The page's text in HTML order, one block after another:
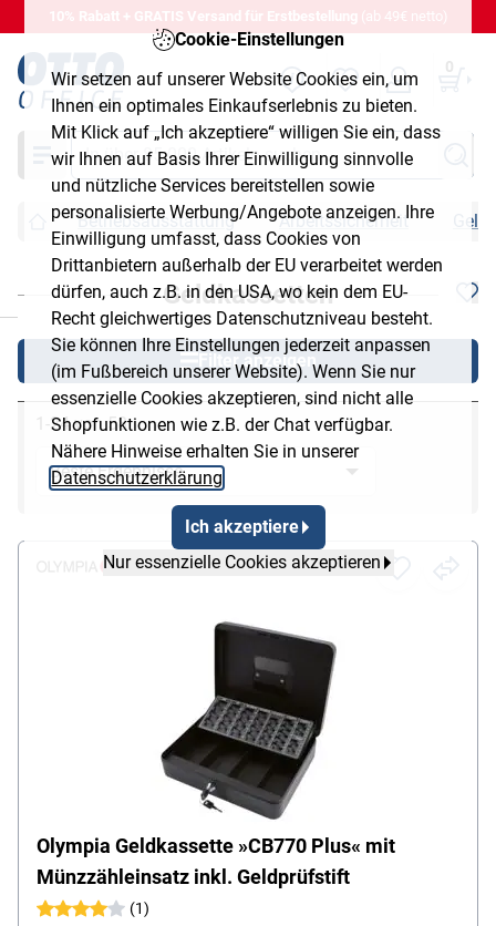
Cookie-Einstellungen
Wir setzen auf unserer Website Cookies ein, um
Ihnen ein optimales Einkaufserlebnis zu bieten.
Mit Klick auf „Ich akzeptiere“ willigen Sie ein, dass
wir Ihnen auf Basis Ihrer Einwilligung sinnvolle
und nützliche Services bereitstellen sowie
personalisierte Werbung/Angebote anzeigen. Ihre
Einwilligung umfasst, dass Cookies von
Drittanbietern außerhalb der EU verarbeitet werden
dürfen, auch z.B. in den USA, wo kein dem EU-
Recht gleichwertiges Datenschutzniveau besteht.
Sie können Ihre Einstellungen jederzeit anpassen
(im Fußbereich unserer Website). Wenn Sie nur
essenzielle Cookies akzeptieren, sind nicht alle
Shopfunktionen wie z.B. der Chat verfügbar.
Nähere Hinweise erhalten Sie in unserer
Datenschutzerklärung
Ich akzeptiere
Nur essenzielle Cookies akzeptieren
10% Rabatt + GRATIS Versand für Erstbestellung (ab 49€ netto)
0
Suche
Betriebsausstattung Arbeitssicherheit
Geldkassetten
Filter anzeigen
1-24 von 58
Olympia Geldkassette »CB770 Plus« mit
Münzzähleinsatz inkl. Geldprüfstift
(1)